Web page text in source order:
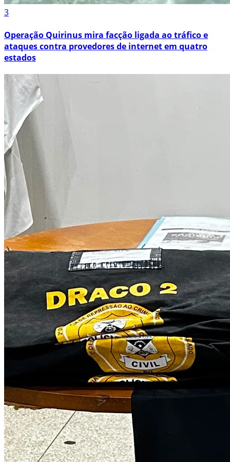
3
Operação Quirinus mira facção ligada ao tráfico e
ataques contra provedores de internet em quatro
estados